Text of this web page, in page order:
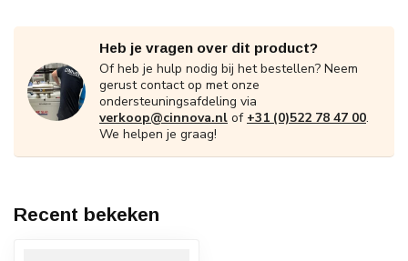
Heb je vragen over dit product?
Of heb je hulp nodig bij het bestellen? Neem
gerust contact op met onze
ondersteuningsafdeling via
verkoop@cinnova.nl of +31 (0)522 78 47 00.
We helpen je graag!
Recent bekeken